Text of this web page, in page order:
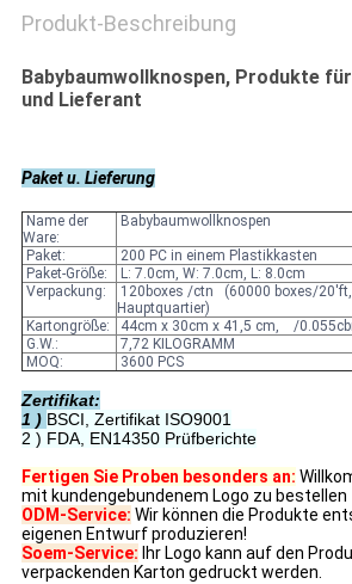
Produkt-Beschreibung
Babybaumwollknospen, Produkte
und Lieferant
Paket u. Lieferung
Name der
Ware:
Babybaumwollknospen
Paket:
200 PC in einem Plastikkasten
Paket-Größe:
L: 7.0cm, W: 7.0cm, L: 8.0cm
Verpackung:
120boxes /ctn (60000 boxes/
Hauptquartier)
Kartongröße:
44cm x 30cm x 41,5 cm, /
G.W.:
7,72 KILOGRAMM
MOQ:
3600 PCS
Zertifikat:
1 ) BSCI, Zertifikat ISO9001
2 ) FDA, EN14350 Prüfberichte
Fertigen Sie Proben besonders an:
mit kundengebundenem Logo zu bestellen
ODM-Service: Wir können die Produkte
eigenen Entwurf produzieren!
Soem-Service: Ihr Logo kann auf den
verpackenden Karton gedruckt werden.